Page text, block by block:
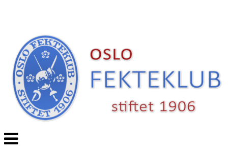
Veksle
navigasjon